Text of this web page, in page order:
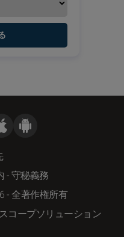
-守秘義務
- 全著作権所有
コープソリューション